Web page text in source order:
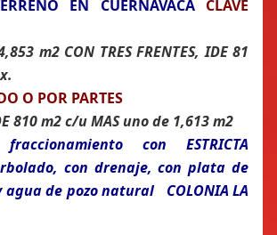
EN CUERNAVACA CLAVE
m2 CON TRES FRENTES, IDE 81
O POR PARTES
810 m2 c/u MAS uno de 1,613 m2
con ESTRICTA
con drenaje, con plata de
de pozo natural COLONIA LA